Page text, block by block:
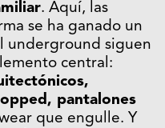
. Aquí, las
se ha ganado un
underground siguen
central:
pantalones
que engulle. Y